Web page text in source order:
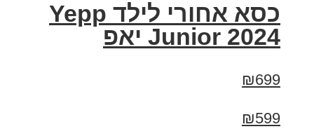
כסא אחורי לילד Yepp
Junior 2024 יאפ
₪699
₪599